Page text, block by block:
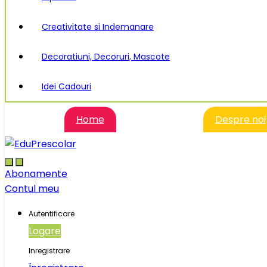
Creativitate si Indemanare
Decoratiuni, Decoruri, Mascote
Idei Cadouri
Home Despre noi
Abonamente
Contul meu
Autentificare
Logare
Inregistrare